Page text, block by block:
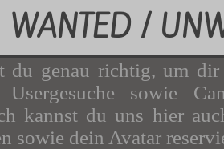
WANTED /
du genau richtig, um
Usergesuche sowie
kannst du uns hier
sowie dein Avatar